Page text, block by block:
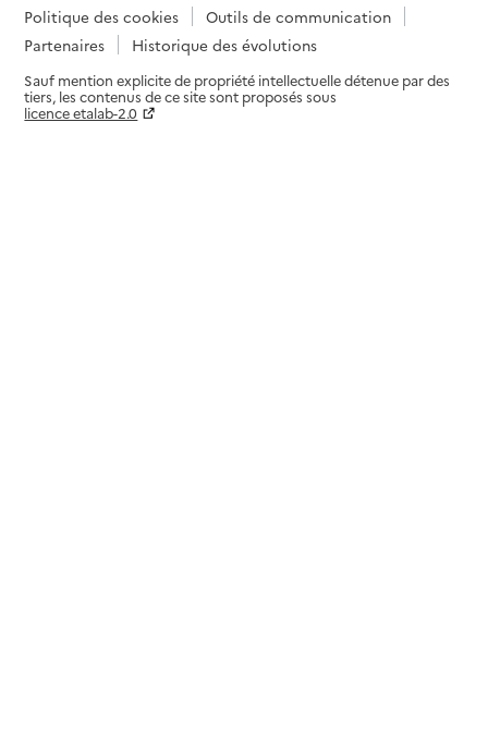
Politique des cookies
Outils de communication
Partenaires
Historique des évolutions
Sauf mention explicite de propriété intellectuelle détenue par des
tiers, les contenus de ce site sont proposés sous
licence etalab-2.0